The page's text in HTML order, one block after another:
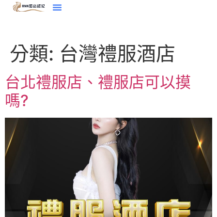
分類: 台灣禮服酒店
台北禮服店、禮服店可以摸
嗎?